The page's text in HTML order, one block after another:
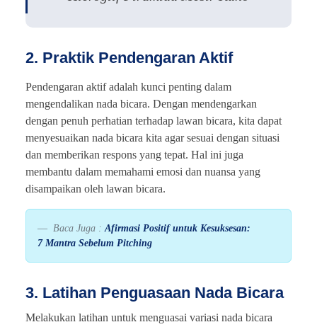
2. Praktik Pendengaran Aktif
Pendengaran aktif adalah kunci penting dalam
mengendalikan nada bicara. Dengan mendengarkan
dengan penuh perhatian terhadap lawan bicara, kita dapat
menyesuaikan nada bicara kita agar sesuai dengan situasi
dan memberikan respons yang tepat. Hal ini juga
membantu dalam memahami emosi dan nuansa yang
disampaikan oleh lawan bicara.
Baca Juga :Afirmasi Positif untuk Kesuksesan:
7 Mantra Sebelum Pitching
3. Latihan Penguasaan Nada Bicara
Melakukan latihan untuk menguasai variasi nada bicara